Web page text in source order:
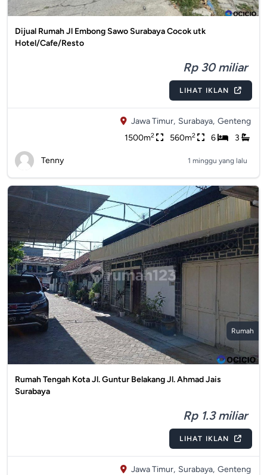
Dijual Rumah Jl Embong Sawo Surabaya Cocok utk
Hotel/Cafe/Resto
Rp 30 miliar
LIHAT IKLAN
Jawa Timur, Surabaya, Genteng
1500m2 560m2 6 3
Tenny 1 minggu yang lalu
Rumah
Rumah Tengah Kota Jl. Guntur Belakang Jl. Ahmad Jais
Surabaya
Rp 1.3 miliar
LIHAT IKLAN
Jawa Timur, Surabaya, Genteng